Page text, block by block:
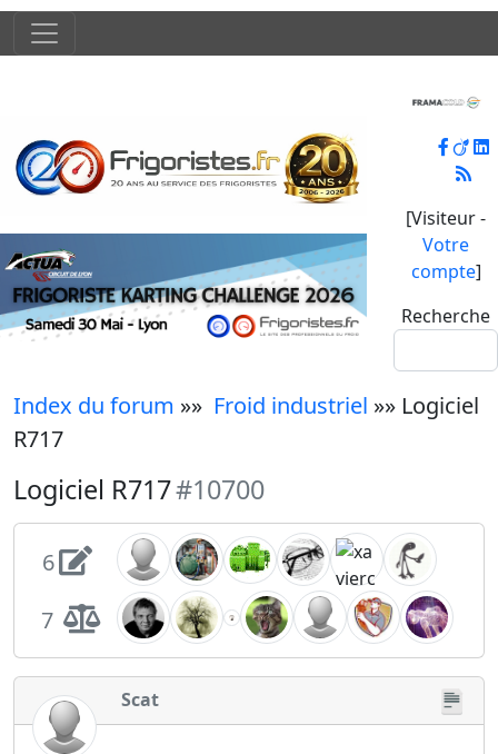
[Visiteur -
Votre
compte]
Recherche
Index du forum »» Froid industriel »» Logiciel
R717
Logiciel R717#10700
6
7
Scat